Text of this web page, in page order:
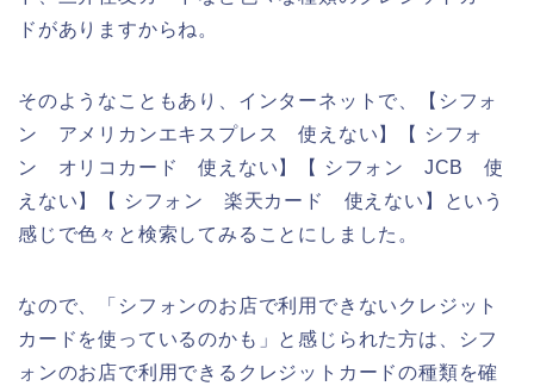
ドがありますからね。
そのようなこともあり、インターネットで、【シフォ
ン アメリカンエキスプレス 使えない】【 シフォ
ン オリコカード 使えない】【 シフォン JCB 使
えない】【 シフォン 楽天カード 使えない】という
感じで色々と検索してみることにしました。
なので、「シフォンのお店で利用できないクレジット
カードを使っているのかも」と感じられた方は、シフ
ォンのお店で利用できるクレジットカードの種類を確